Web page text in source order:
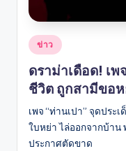
Posted
in
ข่าว
ดราม่าเดือด! เพ
ชีวิต ถูกสามีขอ
เพจ “ท่านเปา” จุดปร
ใบหย่า ไล่ออกจากบ้าน
ประกาศตัดขาด